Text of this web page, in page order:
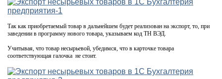
Так как приобретаемый товар в дальнейшем будет реализован на экспорт, то, при
заведении в программу нового товара, указываем код ТН ВЭД.
Учитывая, что товар несырьевой, убедимся, что в карточке товара
соответствующая галочка не стоит.